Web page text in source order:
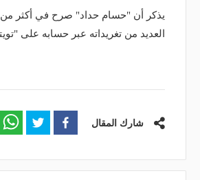
يذكر أن "حسام حداد" صرح في أكثر من
العديد من تغريداته عبر حسابه على
شارك المقال
منذ 14 ساعة
قرعة تمهيدي أبطال
لمتابعة